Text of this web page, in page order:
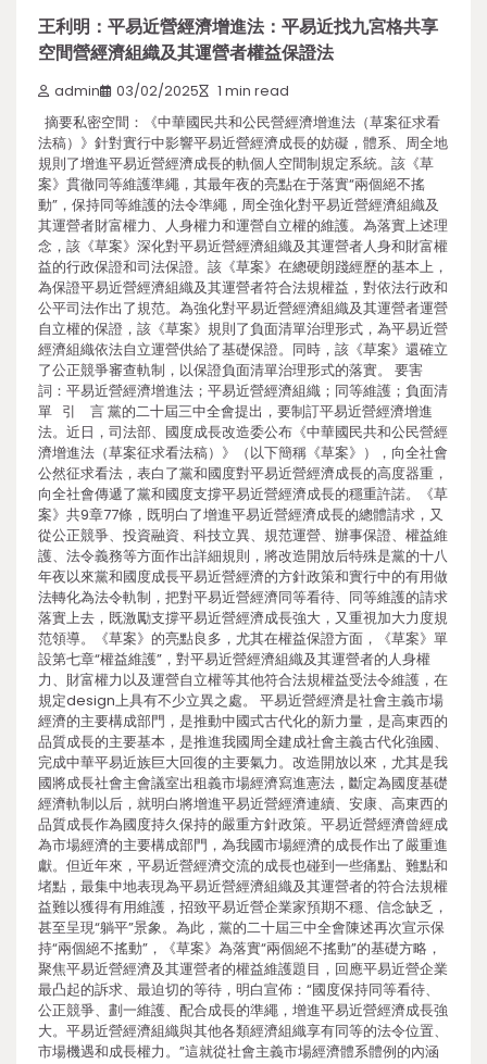
王利明：平易近營經濟增進法：平易近找九宮格共享
空間營經濟組織及其運營者權益保證法
admin 03/02/2025 1 min read
摘要私密空間：《中華國民共和公民營經濟增進法（草案征求看
法稿）》針對實行中影響平易近營經濟成長的妨礙，體系、周全地
規則了增進平易近營經濟成長的軌個人空間制規定系統。該《草
案》貫徹同等維護準繩，其最年夜的亮點在于落實“兩個絕不搖
動”，保持同等維護的法令準繩，周全強化對平易近營經濟組織及
其運營者財富權力、人身權力和運營自立權的維護。為落實上述理
念，該《草案》深化對平易近營經濟組織及其運營者人身和財富權
益的行政保證和司法保證。該《草案》在總硬朗踐經歷的基本上，
為保證平易近營經濟組織及其運營者符合法規權益，對依法行政和
公平司法作出了規范。為強化對平易近營經濟組織及其運營者運營
自立權的保證，該《草案》規則了負面清單治理形式，為平易近營
經濟組織依法自立運營供給了基礎保證。同時，該《草案》還確立
了公正競爭審查軌制，以保證負面清單治理形式的落實。 要害
詞：平易近營經濟增進法；平易近營經濟組織；同等維護；負面清
單 引 言 黨的二十屆三中全會提出，要制訂平易近營經濟增進
法。近日，司法部、國度成長改造委公布《中華國民共和公民營經
濟增進法（草案征求看法稿）》（以下簡稱《草案》），向全社會
公然征求看法，表白了黨和國度對平易近營經濟成長的高度器重，
向全社會傳遞了黨和國度支撐平易近營經濟成長的穩重許諾。《草
案》共9章77條，既明白了增進平易近營經濟成長的總體請求，又
從公正競爭、投資融資、科技立異、規范運營、辦事保證、權益維
護、法令義務等方面作出詳細規則，將改造開放后特殊是黨的十八
年夜以來黨和國度成長平易近營經濟的方針政策和實行中的有用做
法轉化為法令軌制，把對平易近營經濟同等看待、同等維護的請求
落實上去，既激勵支撐平易近營經濟成長強大，又重視加大力度規
范領導。《草案》的亮點良多，尤其在權益保證方面，《草案》單
設第七章“權益維護”，對平易近營經濟組織及其運營者的人身權
力、財富權力以及運營自立權等其他符合法規權益受法令維護，在
規定design上具有不少立異之處。 平易近營經濟是社會主義市場
經濟的主要構成部門，是推動中國式古代化的新力量，是高東西的
品質成長的主要基本，是推進我國周全建成社會主義古代化強國、
完成中華平易近族巨大回復的主要氣力。改造開放以來，尤其是我
國將成長社會主會議室出租義市場經濟寫進憲法，斷定為國度基礎
經濟軌制以后，就明白將增進平易近營經濟連續、安康、高東西的
品質成長作為國度持久保持的嚴重方針政策。平易近營經濟曾經成
為市場經濟的主要構成部門，為我國市場經濟的成長作出了嚴重進
獻。但近年來，平易近營經濟交流的成長也碰到一些痛點、難點和
堵點，最集中地表現為平易近營經濟組織及其運營者的符合法規權
益難以獲得有用維護，招致平易近營企業家預期不穩、信念缺乏，
甚至呈現“躺平”景象。為此，黨的二十屆三中全會陳述再次宣示保
持“兩個絕不搖動”，《草案》為落實“兩個絕不搖動”的基礎方略，
聚焦平易近營經濟及其運營者的權益維護題目，回應平易近營企業
最凸起的訴求、最迫切的等待，明白宣佈：“國度保持同等看待、
公正競爭、劃一維護、配合成長的準繩，增進平易近營經濟成長強
大。平易近營經濟組織與其他各類經濟組織享有同等的法令位置、
市場機遇和成長權力。”這就從社會主義市場經濟體系體例的內涵